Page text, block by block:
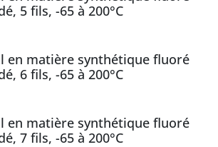
5 fils, -65 à 200°C
en matière synthétique fluoré
6 fils, -65 à 200°C
en matière synthétique fluoré
7 fils, -65 à 200°C